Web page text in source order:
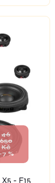
46
650
Kč
%
- F15